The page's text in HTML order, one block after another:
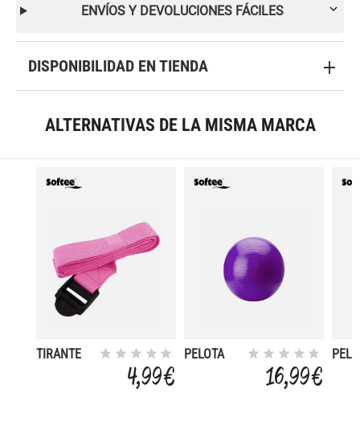
ENVÍOS Y DEVOLUCIONES FÁCILES
DISPONIBILIDAD EN TIENDA
ALTERNATIVAS DE LA MISMA MARCA
TIRANTE
4,99 €
PELOTA
16,99 €